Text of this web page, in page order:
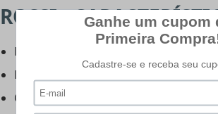
ROSSI -
Fabricante: Rossi
Peso unit: 0,100g
Capacidade: 90 BB's